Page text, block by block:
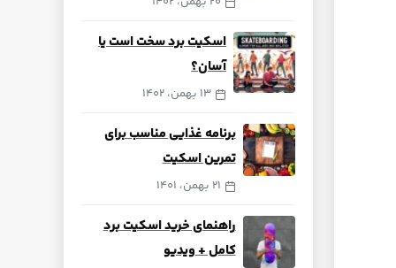
اسکیت برد سخت است یا
آسان؟
13 بهمن، 1402
برنامه غذایی مناسب برای
تمرین اسکیت
21 بهمن، 1401
راهنمای خرید اسکیت برد
کامل + ویدیو